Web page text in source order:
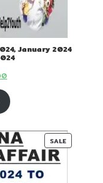
January 2024
Current
price
is:
00.
SALE